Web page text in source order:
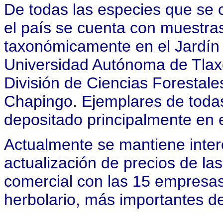
De todas las especies que se
el país se cuenta con
taxonómicamente en el
Universidad Autónoma de
División de Ciencias
Chapingo. Ejemplares de
depositado principalmente en
Actualmente se mantiene
actualización de precios de
comercial con las 15
herbolario, más importantes